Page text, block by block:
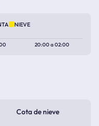
NIEVE
20:00a02:00
Cota de nieve